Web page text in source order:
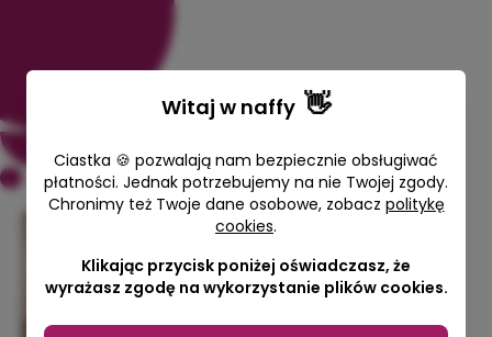
Alchemia lęku i wątpliwości czy
podołam w pewność i odwagę
Koralina Szwed
Witaj w naffy 👋
Ciastka 🍪 pozwalają nam bezpiecznie obsługiwać
płatności. Jednak potrzebujemy na nie Twojej zgody.
Chronimy też Twoje dane osobowe, zobacz politykę
cookies.
Klikając przycisk poniżej oświadczasz, że
wyrażasz zgodę na wykorzystanie plików cookies.